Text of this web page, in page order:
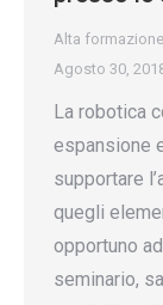
Alta formazione
Agosto 30,
La robotica
espansione
supportare
quegli
opportuno
seminario,